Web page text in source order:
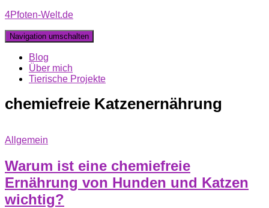
4Pfoten-Welt.de
Navigation umschalten
Blog
Über mich
Tierische Projekte
chemiefreie Katzenernährung
Allgemein
Warum ist eine chemiefreie
Ernährung von Hunden und Katzen
wichtig?